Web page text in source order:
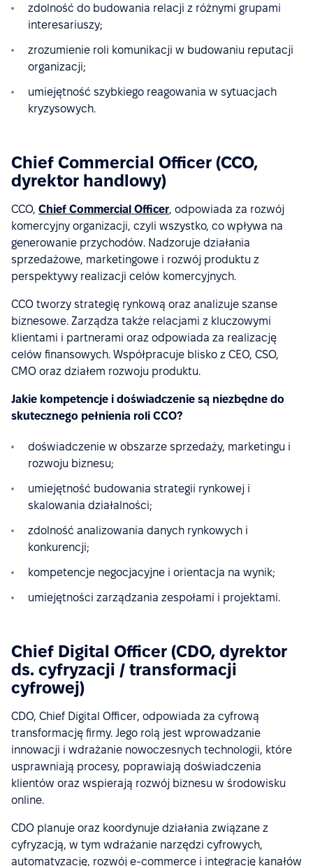
zdolność do budowania relacji z różnymi grupami
interesariuszy;
zrozumienie roli komunikacji w budowaniu reputacji
organizacji;
umiejętność szybkiego reagowania w sytuacjach
kryzysowych.
Chief Commercial Officer (CCO,
dyrektor handlowy)
CCO, Chief Commercial Officer, odpowiada za rozwój
komercyjny organizacji, czyli wszystko, co wpływa na
generowanie przychodów. Nadzoruje działania
sprzedażowe, marketingowe i rozwój produktu z
perspektywy realizacji celów komercyjnych.
CCO tworzy strategię rynkową oraz analizuje szanse
biznesowe. Zarządza także relacjami z kluczowymi
klientami i partnerami oraz odpowiada za realizację
celów finansowych. Współpracuje blisko z CEO, CSO,
CMO oraz działem rozwoju produktu.
Jakie kompetencje i doświadczenie są niezbędne do
skutecznego pełnienia roli CCO?
doświadczenie w obszarze sprzedaży, marketingu i
rozwoju biznesu;
umiejętność budowania strategii rynkowej i
skalowania działalności;
zdolność analizowania danych rynkowych i
konkurencji;
kompetencje negocjacyjne i orientacja na wynik;
umiejętności zarządzania zespołami i projektami.
Chief Digital Officer (CDO, dyrektor
ds. cyfryzacji / transformacji
cyfrowej)
CDO, Chief Digital Officer, odpowiada za cyfrową
transformację firmy. Jego rolą jest wprowadzanie
innowacji i wdrażanie nowoczesnych technologii, które
usprawniają procesy, poprawiają doświadczenia
klientów oraz wspierają rozwój biznesu w środowisku
online.
CDO planuje oraz koordynuje działania związane z
cyfryzacją, w tym wdrażanie narzędzi cyfrowych,
automatyzację, rozwój e-commerce i integrację kanałów